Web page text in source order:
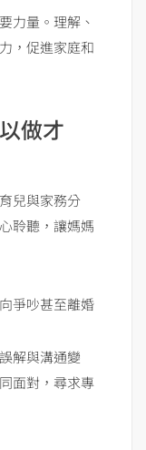
力量。理解、
，促進家庭和
做才
兒與家務分
聆聽，讓媽媽
爭吵甚至離婚
解與溝通變
面對，尋求專